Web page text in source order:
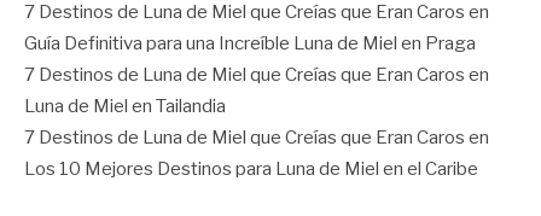
7 Destinos de Luna de Miel que Creías que Eran Caros en
Guía Definitiva para una Increíble Luna de Miel en Praga
7 Destinos de Luna de Miel que Creías que Eran Caros en
Luna de Miel en Tailandia
7 Destinos de Luna de Miel que Creías que Eran Caros en
Los 10 Mejores Destinos para Luna de Miel en el Caribe